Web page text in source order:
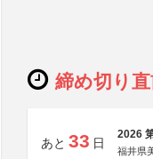
締め切り
あと 33 日
2026
福井県